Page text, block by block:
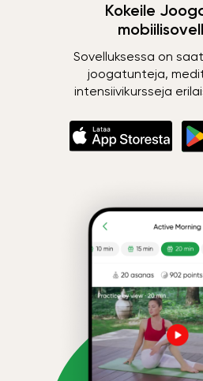
Kokeile
Sovelluksessa on
joogatunteja,
intensiivikursseja